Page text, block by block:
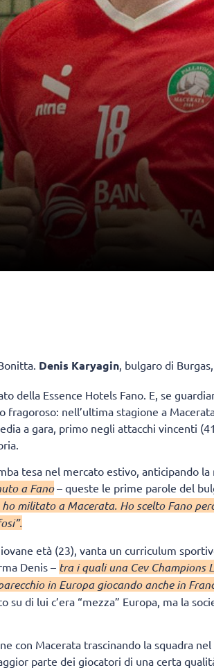
Denis Karyagin , bulgaro di
della Essence Hotels Fano. E, se
nell’ultima stagione a
a gara, primo negli attacchi vincenti
tesa nel mercato estivo, anticipando la
a Fano– queste le prime parole del
militato a Macerata. Ho scelto Fano
età (23), vanta un curriculum
Denis – tra i quali una Cev Champions
in Europa giocando anche in
di lui c’era “mezza” Europa, ma la
con Macerata trascinando la squadra
parte dei giocatori di una certa